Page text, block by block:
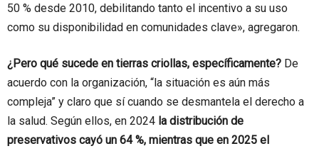
50 % desde 2010, debilitando tanto el incentivo a su uso
como su disponibilidad en comunidades clave», agregaron.
¿Pero qué sucede en tierras criollas, específicamente? De
acuerdo con la organización, “la situación es aún más
compleja” y claro que sí cuando se desmantela el derecho a
la salud. Según ellos, en 2024 la distribución de
preservativos cayó un 64 %, mientras que en 2025 el